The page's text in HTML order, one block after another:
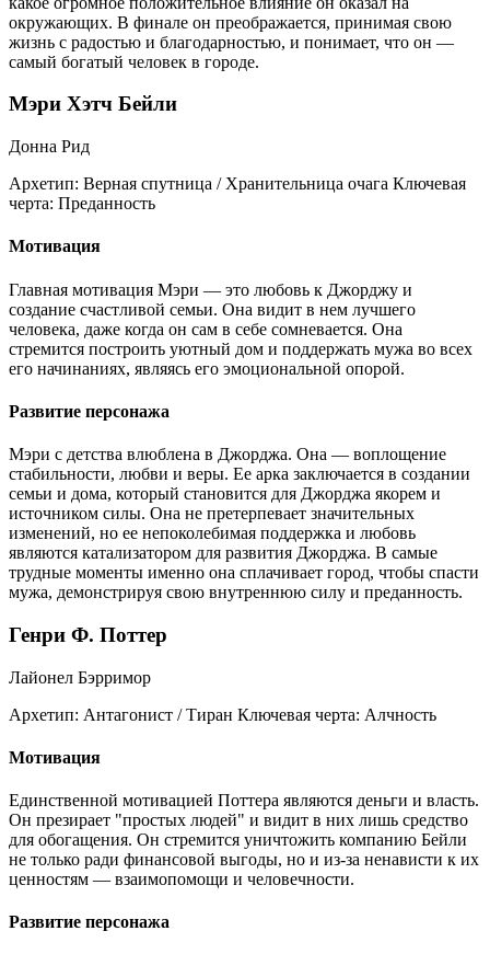
окружающих. В финале он преображается, принимая свою
жизнь с радостью и благодарностью, и понимает, что он —
самый богатый человек в городе.
Мэри Хэтч Бейли
Донна Рид
Архетип: Верная спутница / Хранительница очага Ключевая
черта: Преданность
Мотивация
Главная мотивация Мэри — это любовь к Джорджу и
создание счастливой семьи. Она видит в нем лучшего
человека, даже когда он сам в себе сомневается. Она
стремится построить уютный дом и поддержать мужа во всех
его начинаниях, являясь его эмоциональной опорой.
Развитие персонажа
Мэри с детства влюблена в Джорджа. Она — воплощение
стабильности, любви и веры. Ее арка заключается в создании
семьи и дома, который становится для Джорджа якорем и
источником силы. Она не претерпевает значительных
изменений, но ее непоколебимая поддержка и любовь
являются катализатором для развития Джорджа. В самые
трудные моменты именно она сплачивает город, чтобы спасти
мужа, демонстрируя свою внутреннюю силу и преданность.
Генри Ф. Поттер
Лайонел Бэрримор
Архетип: Антагонист / Тиран Ключевая черта: Алчность
Мотивация
Единственной мотивацией Поттера являются деньги и власть.
Он презирает "простых людей" и видит в них лишь средство
для обогащения. Он стремится уничтожить компанию Бейли
не только ради финансовой выгоды, но и из-за ненависти к их
ценностям — взаимопомощи и человечности.
Развитие персонажа